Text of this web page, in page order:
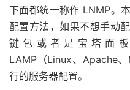
下面都统一称作 LNMP。
配置方法，如果不想手动
键包或者是宝塔面
LAMP（Linux、Apache
行的服务器配置。